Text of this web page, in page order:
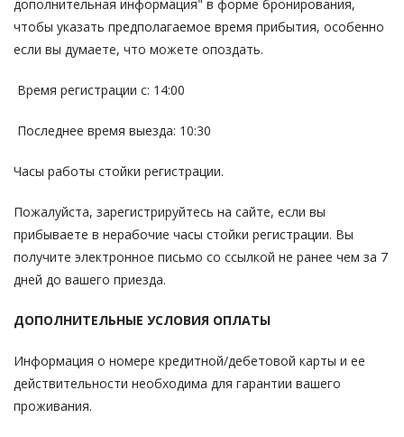
дополнительная информация" в форме бронирования,
чтобы указать предполагаемое время прибытия, особенно
если вы думаете, что можете опоздать.
Время регистрации с: 14:00
Последнее время выезда: 10:30
Часы работы стойки регистрации.
Пожалуйста, зарегистрируйтесь на сайте, если вы
прибываете в нерабочие часы стойки регистрации. Вы
получите электронное письмо со ссылкой не ранее чем за 7
дней до вашего приезда.
ДОПОЛНИТЕЛЬНЫЕ УСЛОВИЯ ОПЛАТЫ
Информация о номере кредитной/дебетовой карты и ее
действительности необходима для гарантии вашего
проживания.